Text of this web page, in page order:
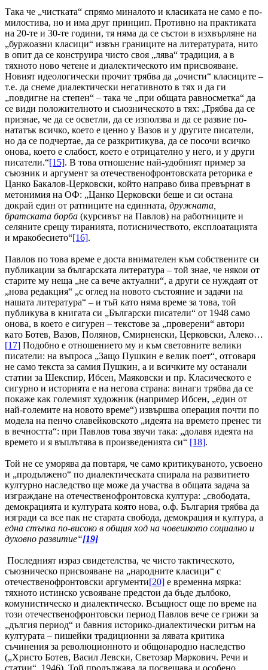
Така че „чистката“ спрямо миналото и класиката не само е по-
милостива, но и има друг принцип. Противно на практиката
на 20-те и 30-те години, тя няма да се състои в изхвърляне на
„буржоазни класици“ извън границите на литературата, нито
в опит да се конструира чисто своя „лява“ традиция, а в
тяхното ново четене и диалектическото им присвояване.
Новият идеологически прочит трябва да „очисти“ класиците –
т.е. да снеме диалектически негативното в тях и да ги
„повдигне на степен“ – така че „при общата равносметка“ да
се види положителното и съюзническото в тях: „Трябва да се
признае, че да се осветли, да се използва и да се развие по-
нататък всичко, което е ценно у Вазов и у другите писатели,
но да се подчертае, да се разкритикува, да се посочи всичко
онова, което е слабост, което е отрицателно у него, и у други
писатели.“[15]. В това отношение най-удобният пример за
съюзник и аргумент за отечественофронтовската реторика е
Цанко Бакалов-Церковски, който направо бива превърнат в
метонимия на ОФ: „Цанко Церковски беше и си остана
докрай един от ратниците на единната, дружната,
братската борба (курсивът на Павлов) на работниците и
селяните срещу тиранията, потисничеството, експлоатацията
и мракобесието“[16].
Павлов по това време е доста внимателен към собствените си
публикации за българската литература – той знае, че някои от
старите му неща „не са вече актуални“, а други се нуждаят от
„нова редакция“ „с оглед на новото състояние и задачи на
нашата литература“ – и тъй като няма време за това, той
публикува в книгата си „Български писатели“ от 1948 само
онова, в което е сигурен – текстове за „проверени“ автори
като Ботев, Вазов, Полянов, Смирненски, Церковски, Алеко…
[17] Подобно е отношението му и към световните велики
писатели: на въпроса „Защо Пушкин е велик поет“, отговаря
не само текста за самия Пушкин, а и всичките му останали
статии за Шекспир, Ибсен, Маяковски и пр. Класическото е
сигурно и историята е на негова страна: винаги трябва да се
покаже как големият художник (например Ибсен, „един от
най-големите на новото време“) извършва операция почти по
модела на пенчо славейковското „идеята на времето пренес ти
в вечността“: при Павлов това звучи така: „долавя идеята на
времето и я въплътява в произведенията си“ [18].
Той не се уморява да повтаря, че само критикуваното, усвоено
и „продължено“ по диалектическата спирала на развитието
културно наследство ще може да участва в общата задача за
изграждане на отечественофронтовска култура: „свободата,
демокрацията и културата която нова, о.ф. България трябва да
изгради са все пак не старата свобода, демокрация и култура, а
една стъпка по-високо в общия ход на човешкото социално и
духовно развитие“[19]
Последният израз свидетелства, че чисто тактическото,
съюзническо присвояване на „народните класици“ с
отечественофронтовски аргументи[20] е временна мярка:
тяхното истинско усвояване предстои да бъде дълбоко,
комунистическо и диалектическо. Всъщност още по време на
този отечественофронтовски период Павлов вече се грижи за
„дългия период“ и бавния историко-диалектически ритъм на
културата – пишейки традиционни за лявата критика
съчинения за революционното и общонародно наследство
(„Христо Ботев, Васил Левски, Светозар Маркович. Речи и